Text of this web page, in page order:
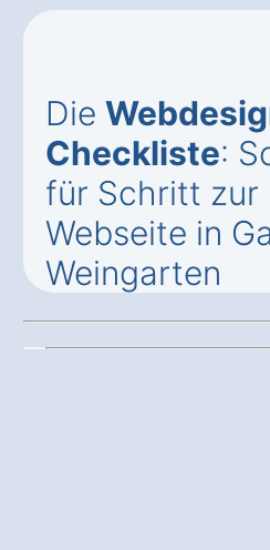
Die
Checkliste:
für Schritt zur
Webseite in
Weingarten